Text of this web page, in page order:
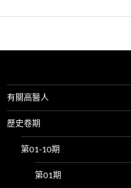
有關高醫人
歷史卷期
第01-10期
第01期